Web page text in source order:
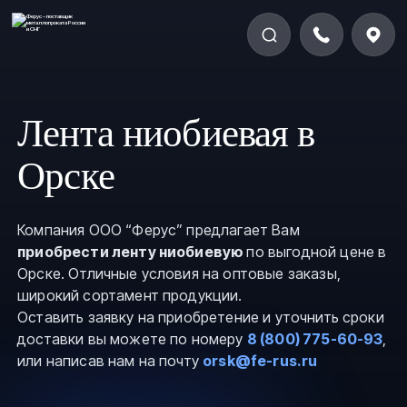
Лента ниобиевая в
Орске
Компания ООО “Ферус” предлагает Вам
приобрести ленту ниобиевуюпо выгодной цене в
Орске. Отличные условия на оптовые заказы,
широкий сортамент продукции.
Оставить заявку на приобретение и уточнить сроки
доставки вы можете по номеру 8 (800) 775-60-93,
или написав нам на почту orsk@fe-rus.ru